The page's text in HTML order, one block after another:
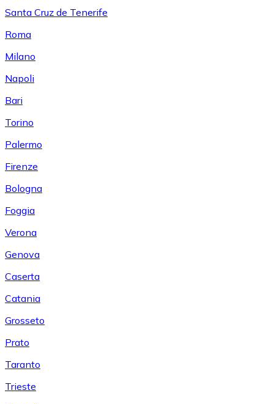
Santa Cruz de Tenerife
Roma
Milano
Napoli
Bari
Torino
Palermo
Firenze
Bologna
Foggia
Verona
Genova
Caserta
Catania
Grosseto
Prato
Taranto
Trieste